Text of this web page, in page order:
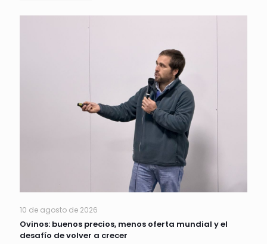
10 de agosto de 2026
Ovinos: buenos precios, menos oferta mundial y el
desafío de volver a crecer